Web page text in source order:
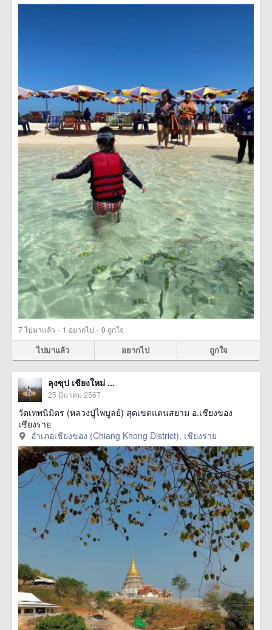
7ไปมาแล้ว · 1 อยากไป · 0 ถูกใจ
ไปมาแล้ว อยากไป ถูกใจ
ลุงซุป เชียงใหม่ ...
25 มีนาคม 2567
วัดเทพนิมิตร (หลวงปู่ไพบูลย์) สุดเขตแดนสยาม อ.เชียงของ
เชียงราย
อำเภอเชียงของ (Chiang Khong District), เชียงราย